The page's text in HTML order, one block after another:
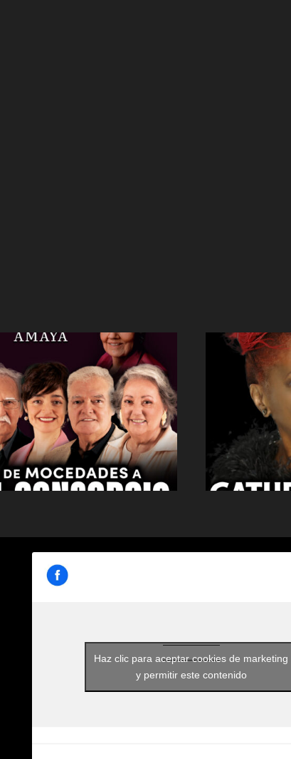
Haz clic para aceptar cookies de marketing
y permitir este contenido